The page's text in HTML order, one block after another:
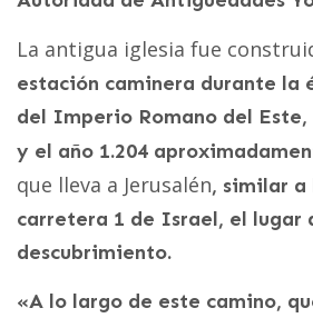
La antigua iglesia fue
estación caminera durante la
del Imperio Romano del
y el año 1.204
que lleva a Jerusalén, similar a
carretera 1 de Israel, el lugar
descubrimiento.
«A lo largo de este camino,